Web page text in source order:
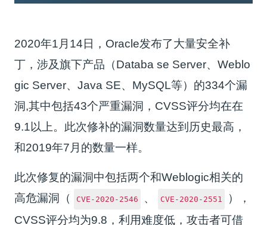
2020年1月14日，Oracle发布了大量安全补
丁，涉及旗下产品（Databa se Server、Weblo
gic Server、Java SE、MySQL等）的334个漏
洞,其中包括43个严重漏洞，CVSS评分均在在
9.1以上。此次修补的漏洞数量达到历史最高，
和2019年7月的数量一样。
此次修复的漏洞中包括两个和Weblogic相关的
高危漏洞（
CVE-2020-2546 、 CVE-2020-2551
），
CVSS评分均为9.8，利用难度低，攻击者可借